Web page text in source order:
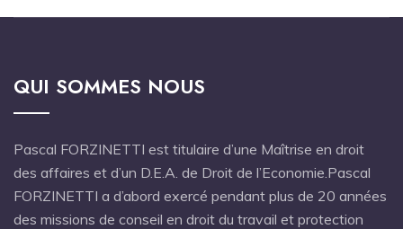
QUI SOMMES NOUS
Pascal FORZINETTI est titulaire d’une Maîtrise en droit
des affaires et d’un D.E.A. de Droit de l’Economie.Pascal
FORZINETTI a d’abord exercé pendant plus de 20 années
des missions de conseil en droit du travail et protection